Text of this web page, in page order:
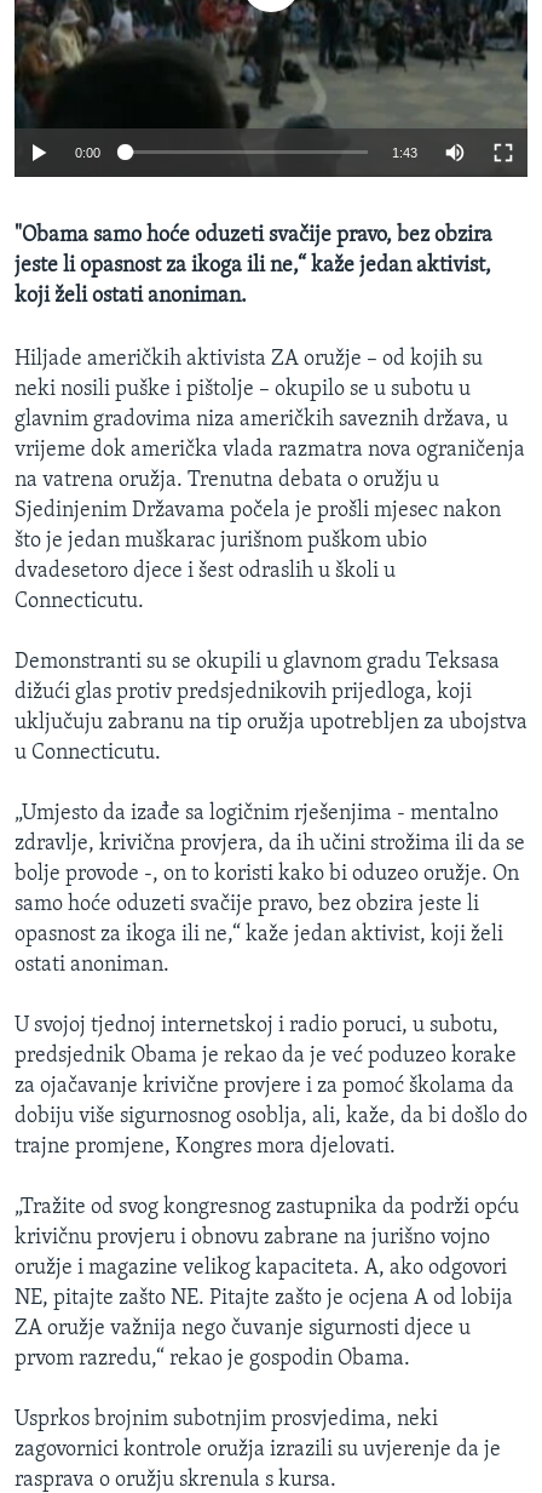
MAGAZIN
O GLASU AMERIKE
Learning English
Jezici
0:00 1:43
"Obama samo hoće oduzeti svačije pravo, bez obzira
jeste li opasnost za ikoga ili ne,“ kaže jedan aktivist,
koji želi ostati anoniman.
Hiljade američkih aktivista ZA oružje – od kojih su
neki nosili puške i pištolje – okupilo se u subotu u
glavnim gradovima niza američkih saveznih država, u
vrijeme dok američka vlada razmatra nova ograničenja
na vatrena oružja. Trenutna debata o oružju u
Sjedinjenim Državama počela je prošli mjesec nakon
što je jedan muškarac jurišnom puškom ubio
dvadesetoro djece i šest odraslih u školi u
Connecticutu.
Demonstranti su se okupili u glavnom gradu Teksasa
dižući glas protiv predsjednikovih prijedloga, koji
uključuju zabranu na tip oružja upotrebljen za ubojstva
u Connecticutu.
„Umjesto da izađe sa logičnim rješenjima - mentalno
zdravlje, krivična provjera, da ih učini strožima ili da se
bolje provode -, on to koristi kako bi oduzeo oružje. On
samo hoće oduzeti svačije pravo, bez obzira jeste li
opasnost za ikoga ili ne,“ kaže jedan aktivist, koji želi
ostati anoniman.
U svojoj tjednoj internetskoj i radio poruci, u subotu,
predsjednik Obama je rekao da je već poduzeo korake
za ojačavanje krivične provjere i za pomoć školama da
dobiju više sigurnosnog osoblja, ali, kaže, da bi došlo do
trajne promjene, Kongres mora djelovati.
„Tražite od svog kongresnog zastupnika da podrži opću
krivičnu provjeru i obnovu zabrane na jurišno vojno
oružje i magazine velikog kapaciteta. A, ako odgovori
NE, pitajte zašto NE. Pitajte zašto je ocjena A od lobija
ZA oružje važnija nego čuvanje sigurnosti djece u
prvom razredu,“ rekao je gospodin Obama.
Usprkos brojnim subotnjim prosvjedima, neki
zagovornici kontrole oružja izrazili su uvjerenje da je
rasprava o oružju skrenula s kursa.